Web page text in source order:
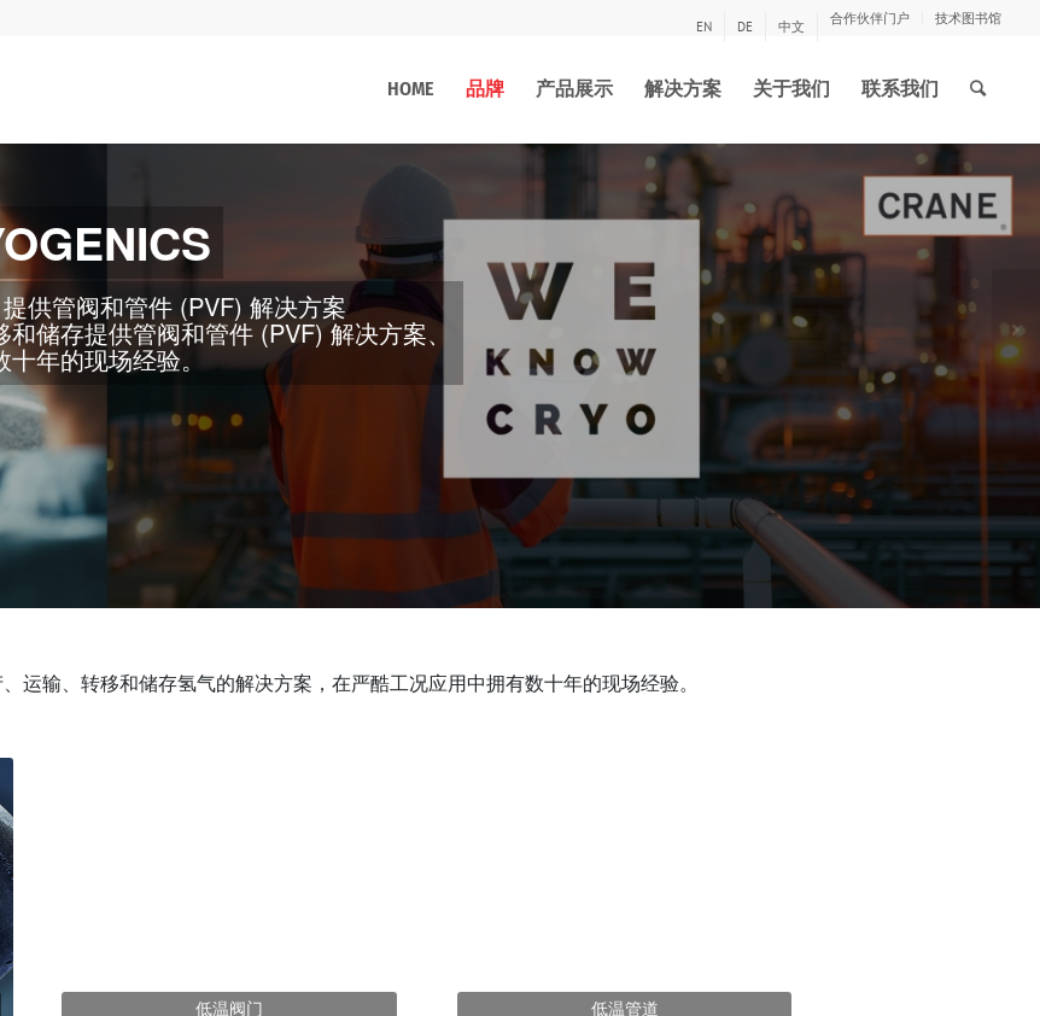
EN DE 中文 合作伙伴门户 技术图书馆
HOME 品牌 产品展示 解决方案 关于我们 联系我们
了解我们的新型波纹管密封截止阀如何
如何为您省钱并提高生产率
下
产、运输、转移和储存氢气的解决方案，在严酷工况应用中拥有数十年的现场经验。